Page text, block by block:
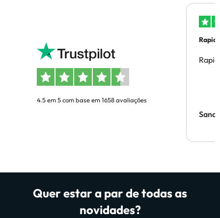
4.5 em 5 com base em 1658 avaliações
Quer estar a par de todas as
novidades?